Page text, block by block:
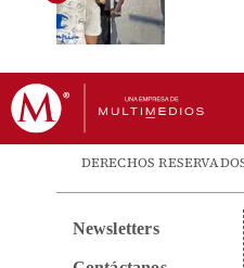
DERECHOS
Newsletters